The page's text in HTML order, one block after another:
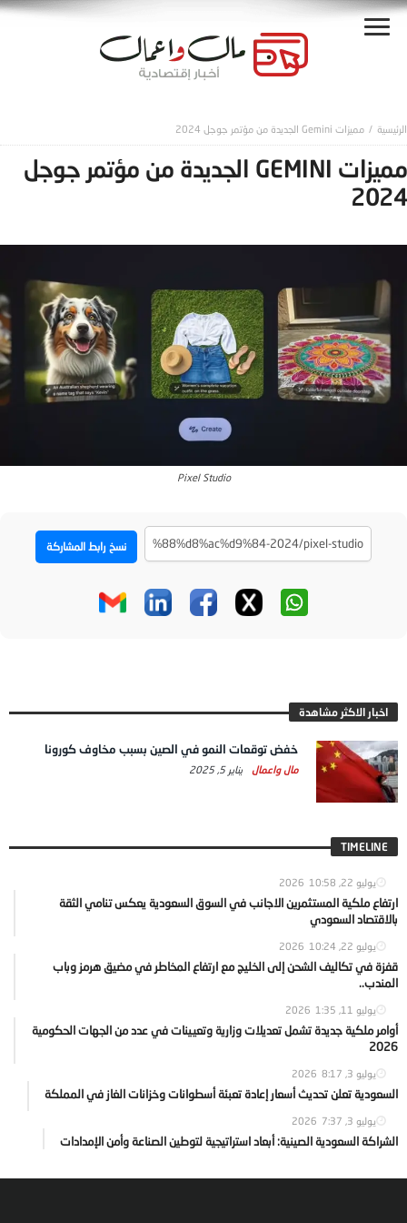
مميزات Gemini الجديدة من مؤتمر جوجل 2024
مميزات GEMINI الجديدة من مؤتمر جوجل
2024
Pixel Studio
نسخ رابط المشاركة
اخبار الاكثر مشاهدة
خفض توقعات النمو في الصين بسبب مخاوف كورونا
مال واعمال يناير 5, 2025
TIMELINE
يوليو 22, 2026 10:58
ارتفاع ملكية المستثمرين الاجانب في السوق السعودية يعكس تنامي الثقة
بالاقتصاد السعودي
يوليو 22, 2026 10:24
قفزة في تكاليف الشحن إلى الخليج مع ارتفاع المخاطر في مضيق هرمز وباب
المندب..
يوليو 11, 2026 1:35
أوامر ملكية جديدة تشمل تعديلات وزارية وتعيينات في عدد من الجهات الحكومية
2026
يوليو 3, 2026 8:17
السعودية تعلن تحديث أسعار إعادة تعبئة أسطوانات وخزانات الغاز في المملكة
يوليو 3, 2026 7:37
الشراكة السعودية الصينية: أبعاد استراتيجية لتوطين الصناعة وأمن الإمدادات